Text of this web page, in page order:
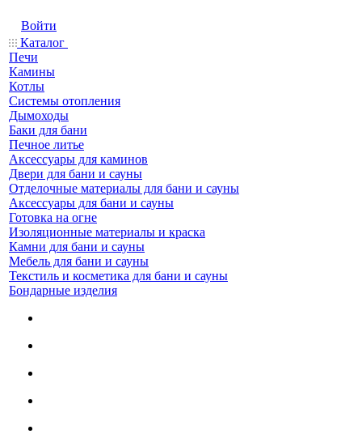
Войти
Каталог
Печи
Камины
Котлы
Системы отопления
Дымоходы
Баки для бани
Печное литье
Аксессуары для каминов
Двери для бани и сауны
Отделочные материалы для бани и сауны
Аксессуары для бани и сауны
Готовка на огне
Изоляционные материалы и краска
Камни для бани и сауны
Мебель для бани и сауны
Текстиль и косметика для бани и сауны
Бондарные изделия